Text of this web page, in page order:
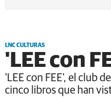
LNC CULTURAS
'LEE con
'LEE con FEE', el club
cinco libros que han